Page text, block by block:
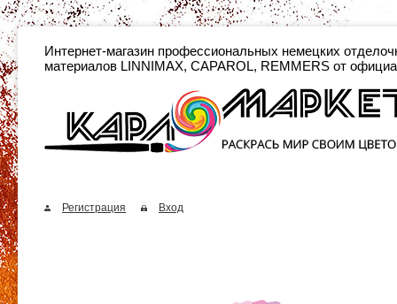
Интернет-магазин профессиональных
материалов LINNIMAX, CAPAROL, REMMERS от
Регистрация Вход